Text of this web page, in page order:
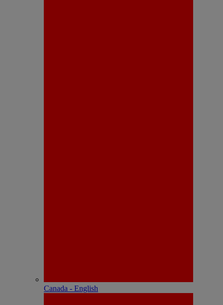
Canada - English